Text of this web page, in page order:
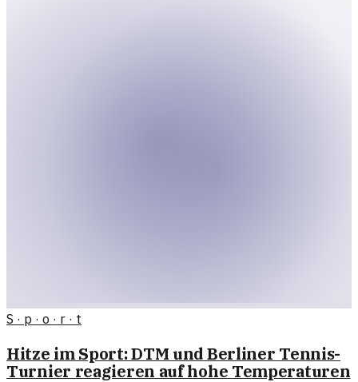
S · p · o · r · t
Hitze im Sport: DTM und Berliner Tennis-
Turnier reagieren auf hohe Temperaturen